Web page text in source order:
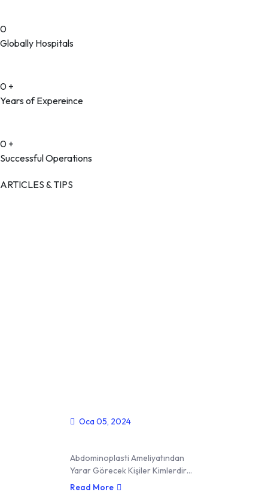
0
Globally Hospitals
0 +
Years of Expereince
0 +
Successful Operations
ARTICLES & TIPS
Oca 05, 2024
Abdominoplasti Ameliyatından
Yarar Görecek Kişiler Kimlerdir…
Read More